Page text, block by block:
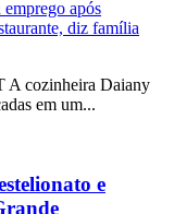
A cozinheira Daiany
em um...
e